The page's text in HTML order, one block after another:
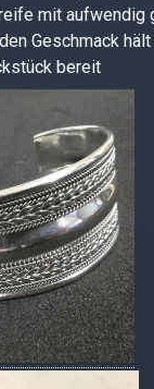
mit aufwendig
Geschmack
bereit